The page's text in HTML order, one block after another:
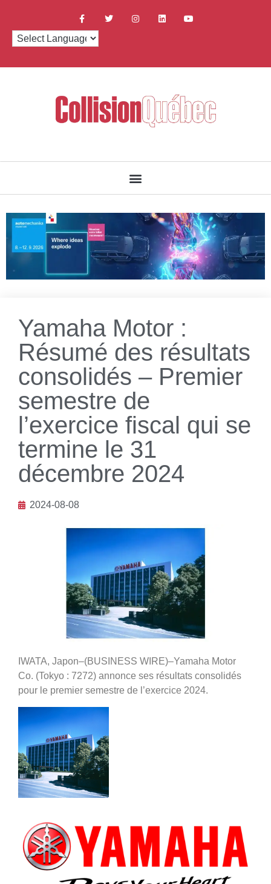
Yamaha Motor :
Résumé des résultats
consolidés – Premier
semestre de
l’exercice fiscal qui se
termine le 31
décembre 2024
2024-08-08
IWATA, Japon–(BUSINESS WIRE)–Yamaha Motor
Co. (Tokyo : 7272) annonce ses résultats consolidés
pour le premier semestre de l’exercice 2024.